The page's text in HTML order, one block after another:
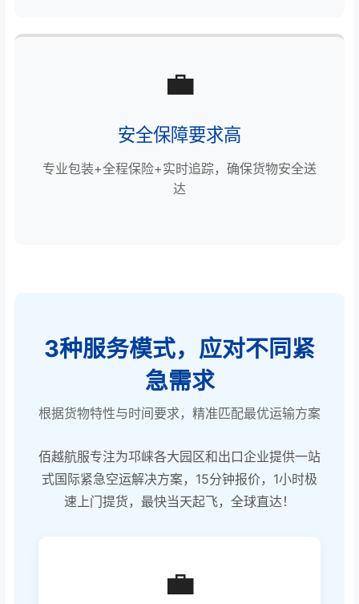
💼
安全保障要求高
专业包装+全程保险+实时追踪，确保货物安全送
达
3种服务模式，应对不同紧
急需求
根据货物特性与时间要求，精准匹配最优运输方案
佰越航服专注为邛崃各大园区和出口企业提供一站
式国际紧急空运解决方案，15分钟报价，1小时极
速上门提货，最快当天起飞，全球直达！
💼